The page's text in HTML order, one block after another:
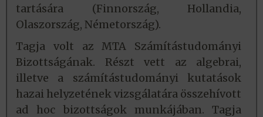
tartására (Finnország, Hollandia,
Olaszország, Németország).
Tagja volt az MTA Számítástudományi
Bizottságának. Részt vett az algebrai,
illetve a számítástudományi kutatások
hazai helyzetének vizsgálatára összehívott
ad hoc bizottságok munkájában. Tagja